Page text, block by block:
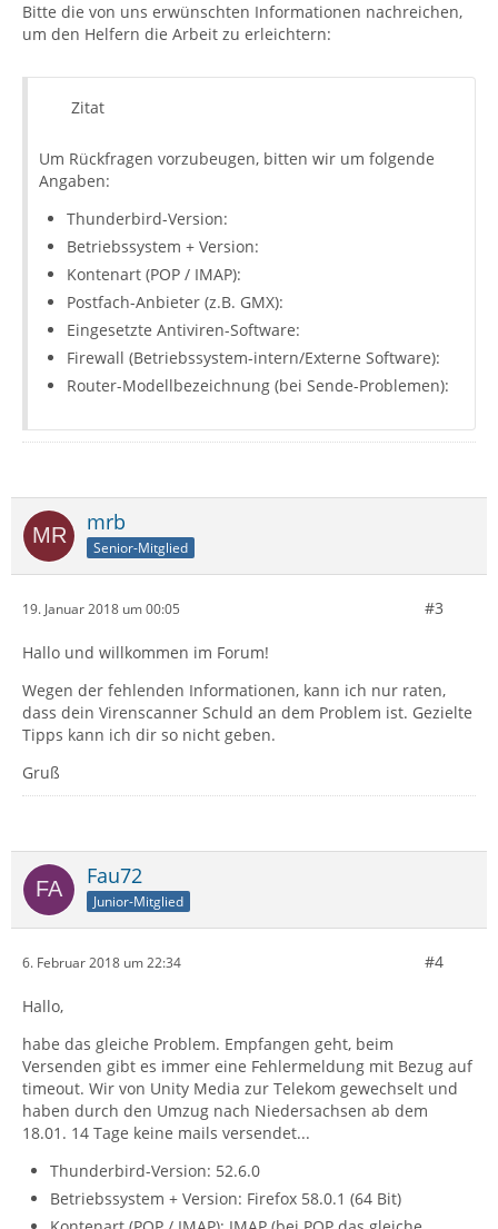
Bitte die von uns erwünschten Informationen nachreichen,
um den Helfern die Arbeit zu erleichtern:
Zitat
Um Rückfragen vorzubeugen, bitten wir um folgende
Angaben:
Thunderbird-Version:
Betriebssystem + Version:
Kontenart (POP / IMAP):
Postfach-Anbieter (z.B. GMX):
Eingesetzte Antiviren-Software:
Firewall (Betriebssystem-intern/Externe Software):
Router-Modellbezeichnung (bei Sende-Problemen):
mrb
Senior-Mitglied
19. Januar 2018 um 00:05 #3
Hallo und willkommen im Forum!
Wegen der fehlenden Informationen, kann ich nur raten,
dass dein Virenscanner Schuld an dem Problem ist. Gezielte
Tipps kann ich dir so nicht geben.
Gruß
Fau72
Junior-Mitglied
6. Februar 2018 um 22:34 #4
Hallo,
habe das gleiche Problem. Empfangen geht, beim
Versenden gibt es immer eine Fehlermeldung mit Bezug auf
timeout. Wir von Unity Media zur Telekom gewechselt und
haben durch den Umzug nach Niedersachsen ab dem
18.01. 14 Tage keine mails versendet...
Thunderbird-Version: 52.6.0
Betriebssystem + Version: Firefox 58.0.1 (64 Bit)